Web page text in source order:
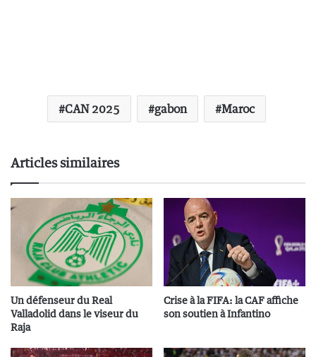
CAN 2025 gabon Maroc
Articles similaires
Un défenseur du Real
Valladolid dans le viseur du
Raja
Crise à la FIFA: la CAF affiche
son soutien à Infantino